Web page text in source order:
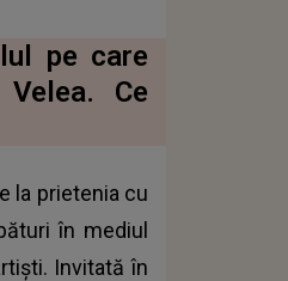
pe care
Ce
la prietenia cu
în mediul
Invitată în